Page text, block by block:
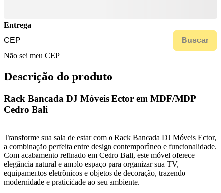
Entrega
Buscar
Não sei meu CEP
Descrição do produto
Rack Bancada DJ Móveis Ector em MDF/MDP
Cedro Bali
Transforme sua sala de estar com o Rack Bancada DJ Móveis Ector,
a combinação perfeita entre design contemporâneo e funcionalidade.
Com acabamento refinado em Cedro Bali, este móvel oferece
elegância natural e amplo espaço para organizar sua TV,
equipamentos eletrônicos e objetos de decoração, trazendo
modernidade e praticidade ao seu ambiente.